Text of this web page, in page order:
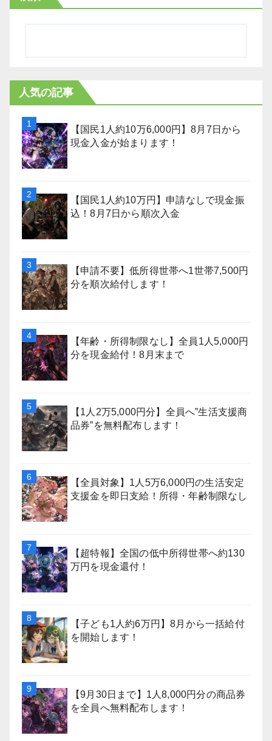
人気の記事
【国民1人約10万6,000円】8月7日から
現金入金が始まります！
【国民1人約10万円】申請なしで現金振
込！8月7日から順次入金
【申請不要】低所得世帯へ1世帯7,500円
分を順次給付します！
【年齢・所得制限なし】全員1人5,000円
分を現金給付！8月末まで
【1人2万5,000円分】全員へ”生活支援商
品券”を無料配布します！
【全員対象】1人5万6,000円の生活安定
支援金を即日支給！所得・年齢制限なし
【超特報】全国の低中所得世帯へ約130
万円を現金還付！
【子ども1人約6万円】8月から一括給付
を開始します！
【9月30日まで】1人8,000円分の商品券
を全員へ無料配布します！